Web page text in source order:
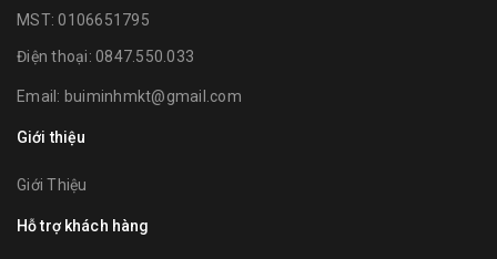
MST: 0106651795
Điện thoại: 0847.550.033
Email: buiminhmkt@gmail.com
Giới thiệu
Giới Thiệu
Hỗ trợ khách hàng